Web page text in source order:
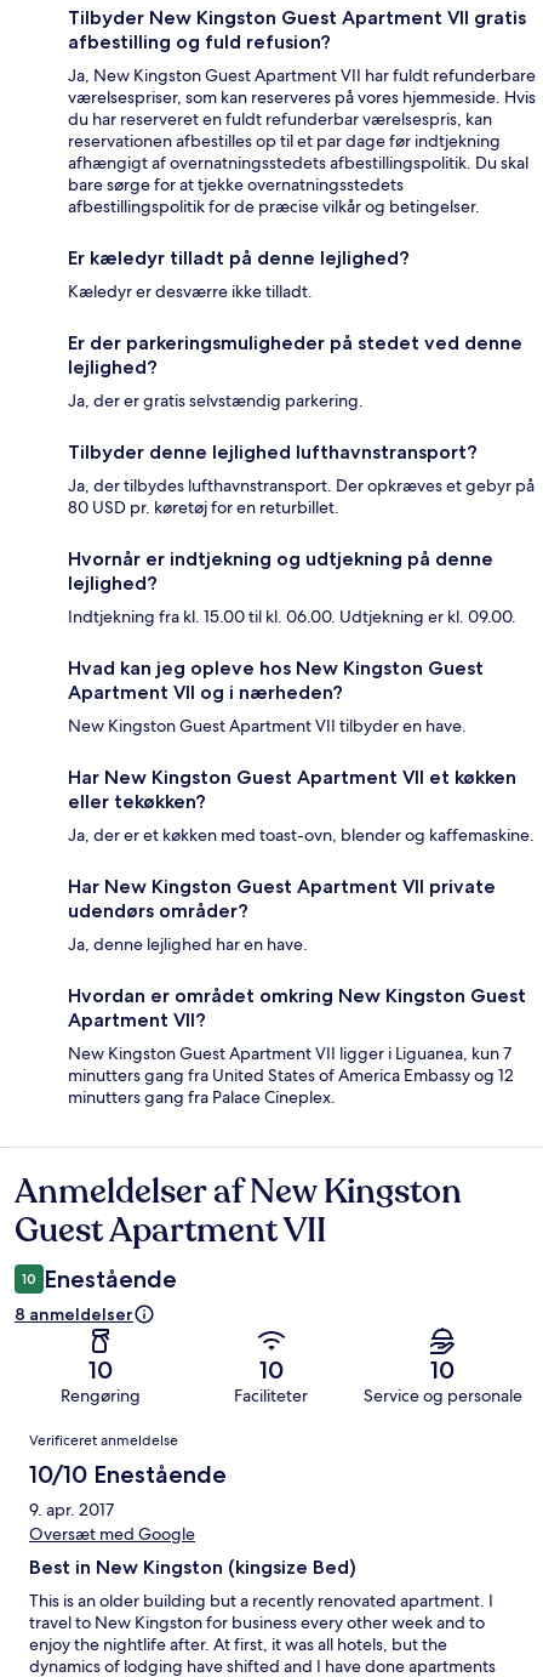
Tilbyder New Kingston Guest Apartment VII gratis
afbestilling og fuld refusion?
Ja, New Kingston Guest Apartment VII har fuldt refunderbare
værelsespriser, som kan reserveres på vores hjemmeside. Hvis
du har reserveret en fuldt refunderbar værelsespris, kan
reservationen afbestilles op til et par dage før indtjekning
afhængigt af overnatningsstedets afbestillingspolitik. Du skal
bare sørge for at tjekke overnatningsstedets
afbestillingspolitik for de præcise vilkår og betingelser.
Er kæledyr tilladt på denne lejlighed?
Kæledyr er desværre ikke tilladt.
Er der parkeringsmuligheder på stedet ved denne
lejlighed?
Ja, der er gratis selvstændig parkering.
Tilbyder denne lejlighed lufthavnstransport?
Ja, der tilbydes lufthavnstransport. Der opkræves et gebyr på
80 USD pr. køretøj for en returbillet.
Hvornår er indtjekning og udtjekning på denne
lejlighed?
Indtjekning fra kl. 15.00 til kl. 06.00. Udtjekning er kl. 09.00.
Hvad kan jeg opleve hos New Kingston Guest
Apartment VII og i nærheden?
New Kingston Guest Apartment VII tilbyder en have.
Har New Kingston Guest Apartment VII et køkken
eller tekøkken?
Ja, der er et køkken med toast-ovn, blender og kaffemaskine.
Har New Kingston Guest Apartment VII private
udendørs områder?
Ja, denne lejlighed har en have.
Hvordan er området omkring New Kingston Guest
Apartment VII?
New Kingston Guest Apartment VII ligger i Liguanea, kun 7
minutters gang fra United States of America Embassy og 12
minutters gang fra Palace Cineplex.
Anmeldelser
Anmeldelser af New Kingston
Guest Apartment VII
10 Enestående
8 anmeldelser
10
Rengøring
10
Faciliteter
10
Service og personale
Anmeldelser
Verificeret anmeldelse
10/10 Enestående
9. apr. 2017
Oversæt med Google
Best in New Kingston (kingsize Bed)
This is an older building but a recently renovated apartment. I
travel to New Kingston for business every other week and to
enjoy the nightlife after. At first, it was all hotels, but the
dynamics of lodging have shifted and I have done apartments